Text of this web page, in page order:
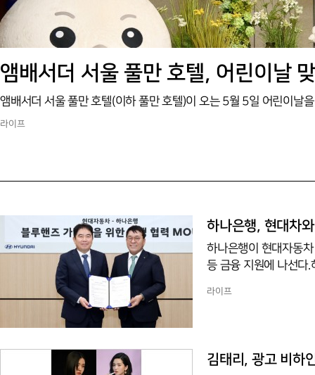
앰배서더 서울 풀만 호텔, 어린이날
라이프
하나은행, 현대차
하나은행이 현대자동
등 금융 지원에 나선다
으로 종합 금융 컨설
직원의 안정적인 자산
라이프
김태리, 광고 비하